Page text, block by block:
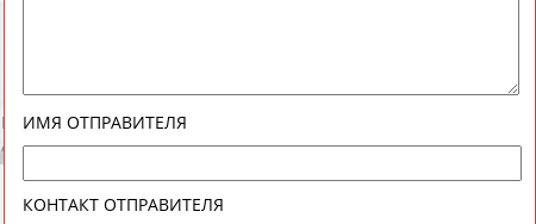
Иракли
АБРАМЯН
Осеп
АБРАМЯН
АБРАРОВ
ИМЯ ОТПРАВИТЕЛЯ
КОНТАКТ ОТПРАВИТЕЛЯ